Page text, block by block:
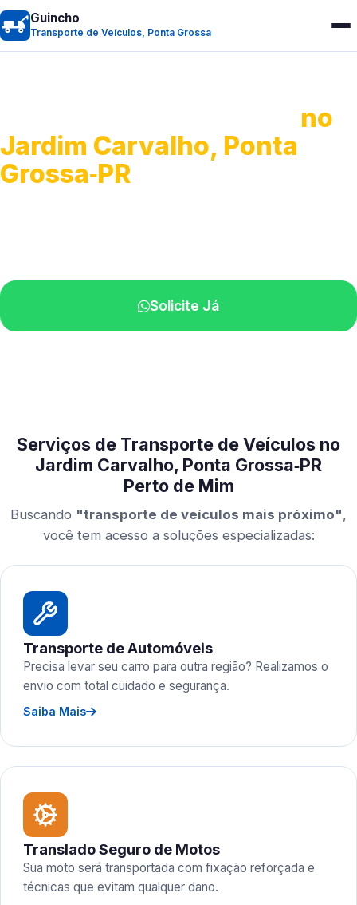
Guincho
Transporte de Veículos, Ponta Grossa
no
Jardim Carvalho, Ponta
Grossa‑PR
Solicite Já
Serviços de Transporte de Veículos no
Jardim Carvalho, Ponta Grossa‑PR
Perto de Mim
Buscando "transporte de veículos mais próximo",
você tem acesso a soluções especializadas:
Transporte de Automóveis
Precisa levar seu carro para outra região? Realizamos o
envio com total cuidado e segurança.
Saiba Mais
Translado Seguro de Motos
Sua moto será transportada com fixação reforçada e
técnicas que evitam qualquer dano.